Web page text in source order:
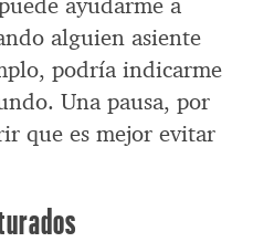
alguien asiente
podría indicarme
Una pausa, por
que es mejor evitar